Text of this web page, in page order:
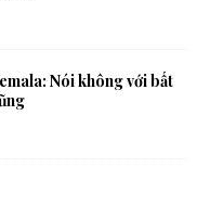
Nói không với bất